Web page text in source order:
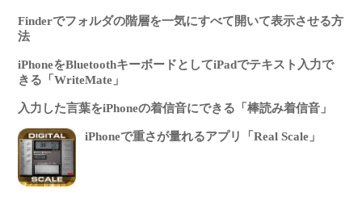
Finderでフォルダの階層を一気にすべて開いて表示させる方
法
iPhoneをBluetoothキーボードとしてiPadでテキスト入力で
きる「WriteMate」
入力した言葉をiPhoneの着信音にできる「棒読み着信音」
iPhoneで重さが量れるアプリ「Real Scale」